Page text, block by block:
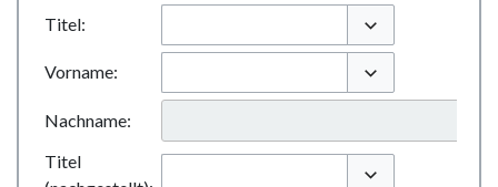
Titel:
Optionen
Vorname:
Optionen
Nachname:
Titel